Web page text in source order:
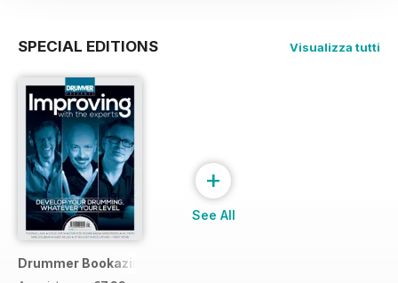
SPECIAL EDITIONS Visualizza tutti
Drummer Bookazine 2015
+
See All